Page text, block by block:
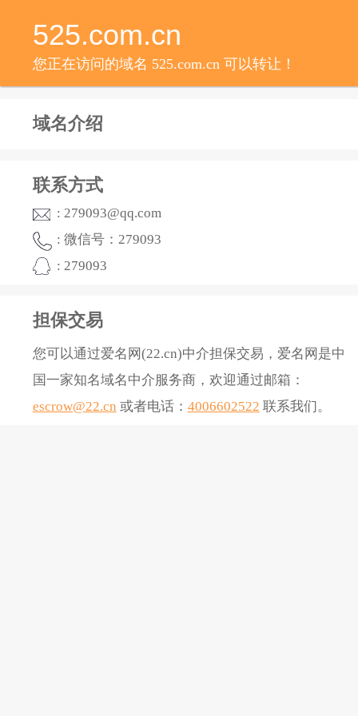
525.com.cn
您正在访问的域名 525.com.cn 可以转让！
域名介绍
联系方式
: 279093@qq.com
: 微信号：279093
: 279093
担保交易
您可以通过爱名网(22.cn)中介担保交易，爱名网是中
国一家知名域名中介服务商，欢迎通过邮箱：
escrow@22.cn 或者电话： 4006602522 联系我们。